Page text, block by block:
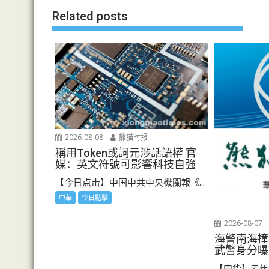
Related posts
2026-08-08 熊猫时报
稱用Token或詞元涉話語權 官
媒：英文符號可影響科技自強
【今日点击】中国中共中央機關報《...
中華 今日點擊
2026-08-07
海警南海
武警身分